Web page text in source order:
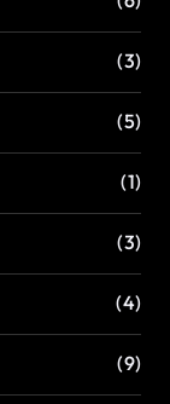
(3)
(5)
(1)
(3)
(4)
(9)